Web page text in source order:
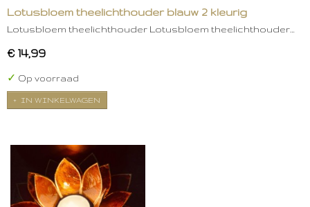
Lotusbloem theelichthouder blauw 2 kleurig
Lotusbloem theelichthouder Lotusbloem theelichthouder…
€ 14,99
✓ Op voorraad
IN WINKELWAGEN